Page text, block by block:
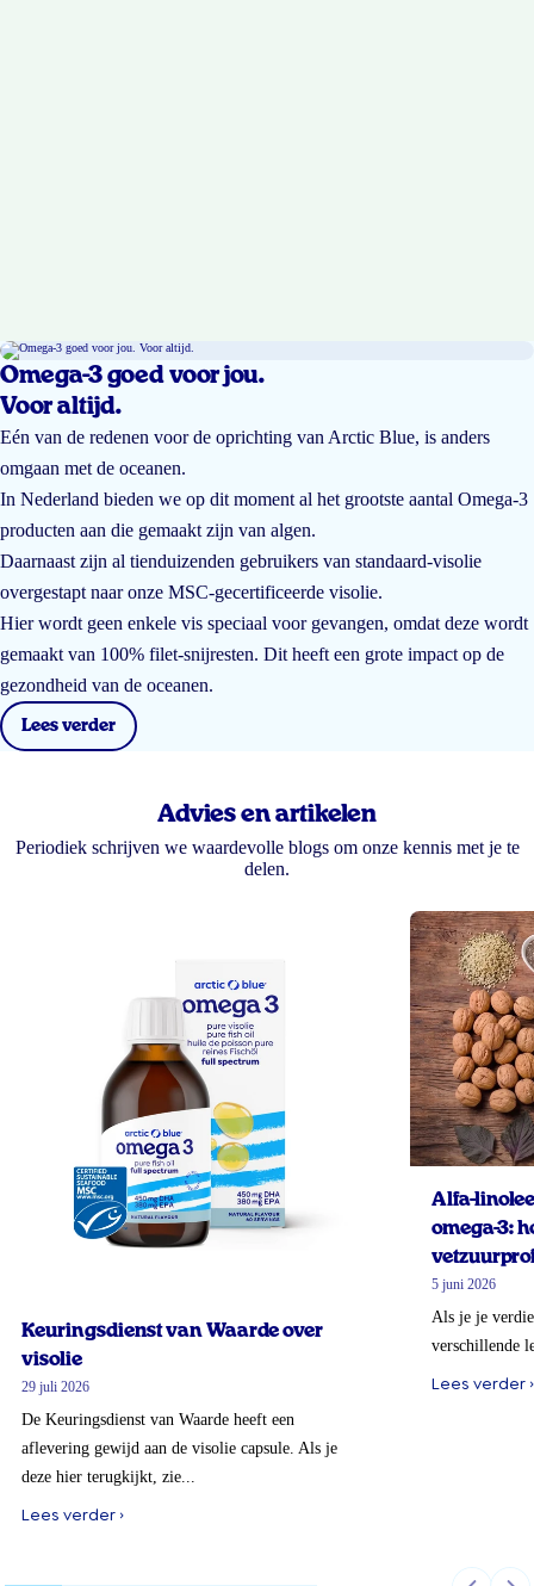
Omega-3 goed voor jou.
Voor altijd.
Eén van de redenen voor de oprichting van Arctic Blue, is anders
omgaan met de oceanen.
In Nederland bieden we op dit moment al het grootste aantal Omega-3
producten aan die gemaakt zijn van algen.
Daarnaast zijn al tienduizenden gebruikers van standaard-visolie
overgestapt naar onze MSC-gecertificeerde visolie.
Hier wordt geen enkele vis speciaal voor gevangen, omdat deze wordt
gemaakt van 100% filet-snijresten. Dit heeft een grote impact op de
gezondheid van de oceanen.
Lees verder
Advies en artikelen
Periodiek schrijven we waardevolle blogs om onze kennis met je te
delen.
Keuringsdienst van Waarde over
visolie
29 juli 2026
De Keuringsdienst van Waarde heeft een
aflevering gewijd aan de visolie capsule. Als je
deze hier terugkijkt, zie...
Lees verder ›
Alfa-
omega-3:
5 juni 2026
Als je je
verschillende
Lees verder ›